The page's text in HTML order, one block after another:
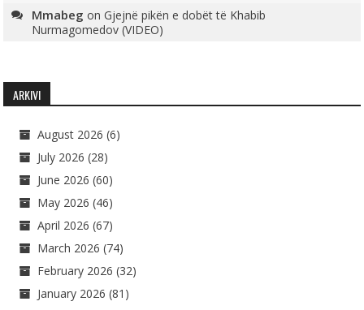
Mmabeg onGjejnë pikën e dobët të Khabib
Nurmagomedov (VIDEO)
ARKIVI
August 2026 (6)
July 2026 (28)
June 2026 (60)
May 2026 (46)
April 2026 (67)
March 2026 (74)
February 2026 (32)
January 2026 (81)